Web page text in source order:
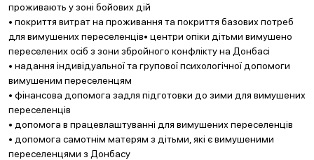
проживають у зоні бойових дій
• покриття витрат на проживання та покриття базових потреб
для вимушених переселенців• центри опіки дітьми вимушено
переселених осіб з зони збройного конфлікту на Донбасі
• надання індивідуальної та групової психологічної допомоги
вимушеним переселенцям
• фінансова допомога задля підготовки до зими для вимушених
переселенців
• допомога в працевлаштуванні для вимушених переселенців
• допомога самотнім матерям з дітьми, які є вимушеними
переселенцями з Донбасу